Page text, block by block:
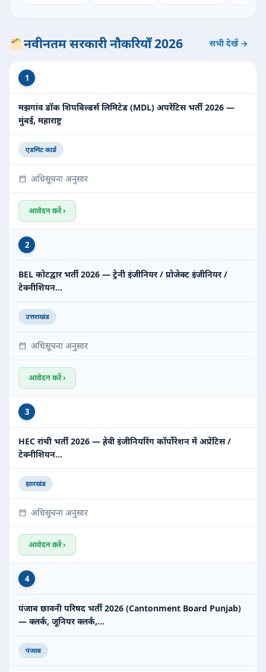
नवीनतम सरकारी नौकरियाँ 2026 सभी देखें →
1
मझगांव डॉक शिपबिल्डर्स लिमिटेड (MDL) अपरेंटिस भर्ती 2026 —
मुंबई, महाराष्ट्र
एडमिट कार्ड
अधिसूचना अनुसार
आवेदन करें ›
2
BEL कोटद्वार भर्ती 2026 — ट्रेनी इंजीनियर / प्रोजेक्ट इंजीनियर /
टेक्नीशियन…
उत्तराखंड
अधिसूचना अनुसार
आवेदन करें ›
3
HEC रांची भर्ती 2026 — हेवी इंजीनियरिंग कॉर्पोरेशन में अप्रेंटिस /
टेक्नीशियन…
झारखंड
अधिसूचना अनुसार
आवेदन करें ›
4
पंजाब छावनी परिषद भर्ती 2026 (Cantonment Board Punjab)
— क्लर्क, जूनियर क्लर्क,…
पंजाब